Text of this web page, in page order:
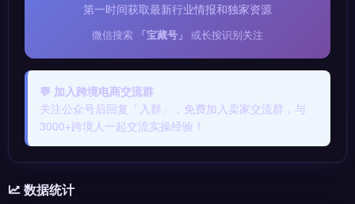
第一时间获取最新行业情报和独家资源
微信搜索 「宝藏号」 或长按识别关注
💬 加入跨境电商交流群
关注公众号后回复「入群」，免费加入卖家交流群，与
3000+跨境人一起交流实操经验！
数据统计